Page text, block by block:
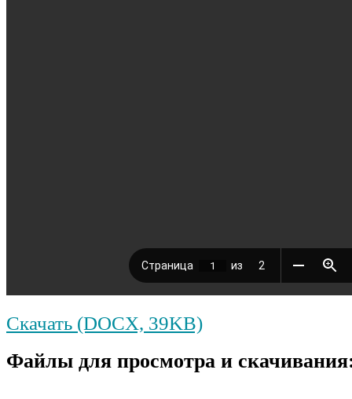
Скачать (DOCX, 39KB)
Файлы для просмотра и